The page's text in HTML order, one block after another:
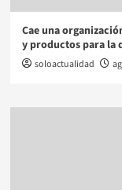
Cae una
y productos para la
soloactualidad